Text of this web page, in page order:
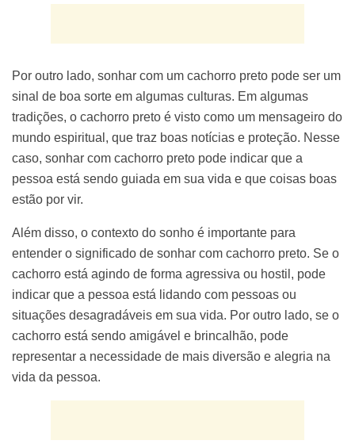
Por outro lado, sonhar com um cachorro preto pode ser um
sinal de boa sorte em algumas culturas. Em algumas
tradições, o cachorro preto é visto como um mensageiro do
mundo espiritual, que traz boas notícias e proteção. Nesse
caso, sonhar com cachorro preto pode indicar que a
pessoa está sendo guiada em sua vida e que coisas boas
estão por vir.
Além disso, o contexto do sonho é importante para
entender o significado de sonhar com cachorro preto. Se o
cachorro está agindo de forma agressiva ou hostil, pode
indicar que a pessoa está lidando com pessoas ou
situações desagradáveis em sua vida. Por outro lado, se o
cachorro está sendo amigável e brincalhão, pode
representar a necessidade de mais diversão e alegria na
vida da pessoa.